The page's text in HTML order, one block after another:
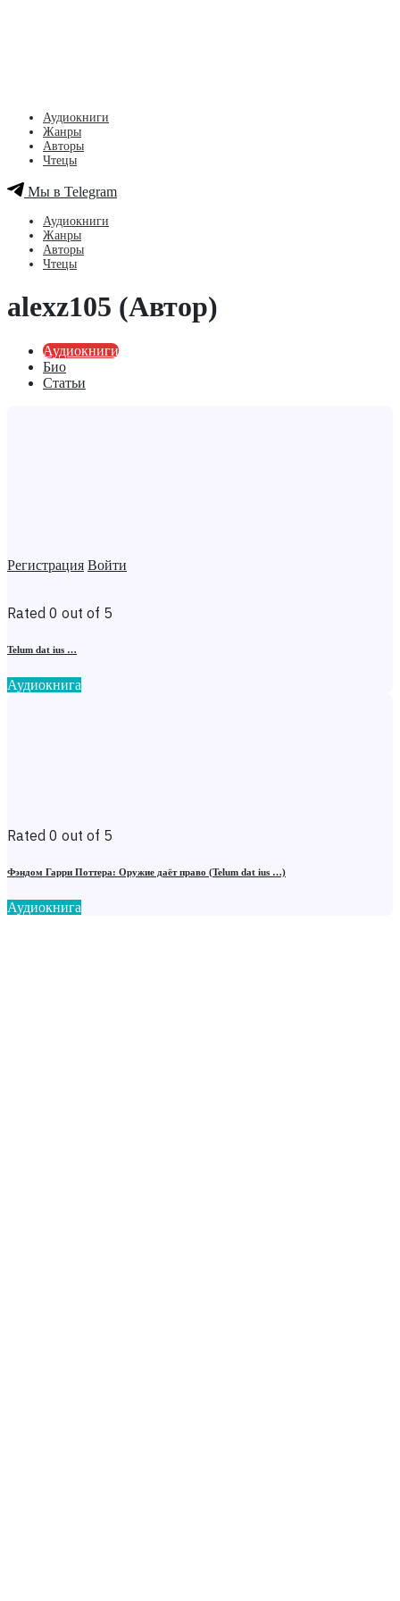
Регистрация Войти
Аудиокниги
Жанры
Авторы
Чтецы
Мы в Telegram
Аудиокниги
Жанры
Авторы
Чтецы
alexz105 (Автор)
Аудиокниги
Био
Статьи
Rated 0 out of 5
Telum dat ius …
Аудиокнига
Rated 0 out of 5
Фэндом Гарри Поттера: Оружие даёт право (Telum dat ius …)
Аудиокнига